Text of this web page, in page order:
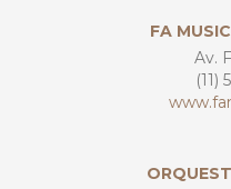
FA
Av.
(11)